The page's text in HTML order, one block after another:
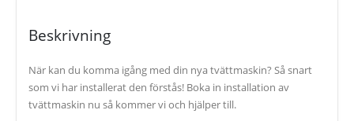
Beskrivning
När kan du komma igång med din nya tvättmaskin? Så snart
som vi har installerat den förstås! Boka in installation av
tvättmaskin nu så kommer vi och hjälper till.